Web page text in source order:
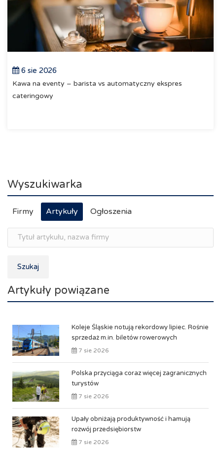
6 sie 2026
Kawa na eventy – barista vs automatyczny ekspres
cateringowy
Wyszukiwarka
Firmy Artykuły Ogłoszenia
Szukaj
Artykuły powiązane
Koleje Śląskie notują rekordowy lipiec. Rośnie
sprzedaż m.in. biletów rowerowych
7 sie 2026
Polska przyciąga coraz więcej zagranicznych
turystów
7 sie 2026
Upały obniżają produktywność i hamują
rozwój przedsiębiorstw
7 sie 2026